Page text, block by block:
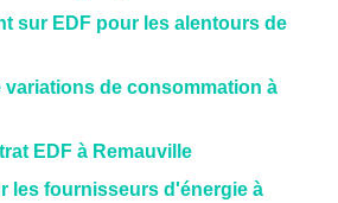
sur EDF pour les alentours de
variations de consommation à
EDF à Remauville
les fournisseurs d'énergie à